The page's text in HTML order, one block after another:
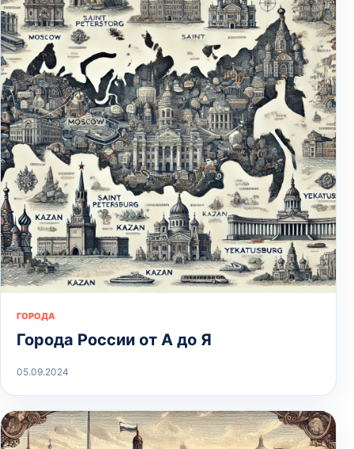
ГОРОДА
Города России от А до Я
05.09.2024